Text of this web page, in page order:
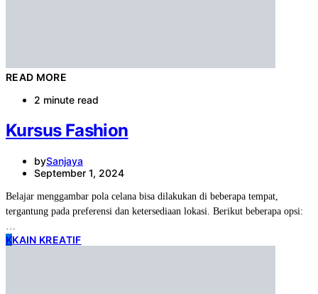
READ MORE
2 minute read
Kursus Fashion
bySanjaya
September 1, 2024
Belajar menggambar pola celana bisa dilakukan di beberapa tempat,
tergantung pada preferensi dan ketersediaan lokasi. Berikut beberapa opsi:
KKAIN KREATIF